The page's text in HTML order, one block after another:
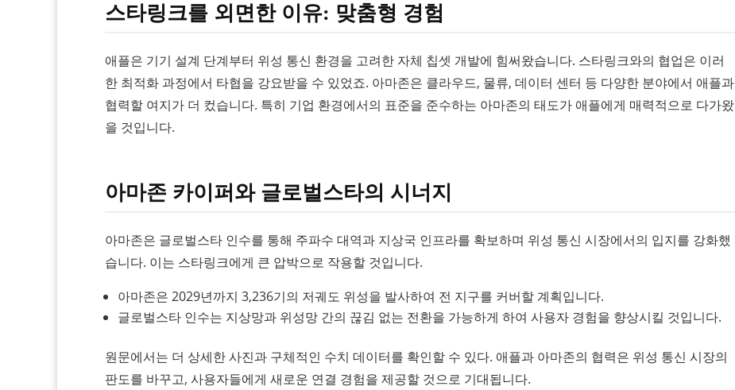
스타링크를 외면한 이유: 맞춤형 경험
애플은 기기 설계 단계부터 위성 통신 환경을 고려한 자체 칩셋 개발에 힘써왔습니다. 스타링크와의 협업은 이러
한 최적화 과정에서 타협을 강요받을 수 있었죠. 아마존은 클라우드, 물류, 데이터 센터 등 다양한 분야에서 애플과
협력할 여지가 더 컸습니다. 특히 기업 환경에서의 표준을 준수하는 아마존의 태도가 애플에게 매력적으로 다가왔
을 것입니다.
아마존 카이퍼와 글로벌스타의 시너지
아마존은 글로벌스타 인수를 통해 주파수 대역과 지상국 인프라를 확보하며 위성 통신 시장에서의 입지를 강화했
습니다. 이는 스타링크에게 큰 압박으로 작용할 것입니다.
아마존은 2029년까지 3,236기의 저궤도 위성을 발사하여 전 지구를 커버할 계획입니다.
글로벌스타 인수는 지상망과 위성망 간의 끊김 없는 전환을 가능하게 하여 사용자 경험을 향상시킬 것입니다.
원문에서는 더 상세한 사진과 구체적인 수치 데이터를 확인할 수 있다. 애플과 아마존의 협력은 위성 통신 시장의
판도를 바꾸고, 사용자들에게 새로운 연결 경험을 제공할 것으로 기대됩니다.